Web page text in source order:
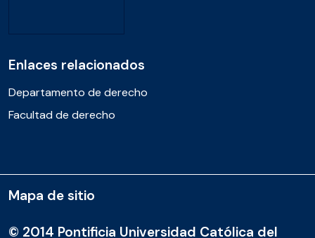
Enlaces relacionados
Departamento de derecho
Facultad de derecho
© 2014 Pontificia Universidad Católica del
Mapa de sitio